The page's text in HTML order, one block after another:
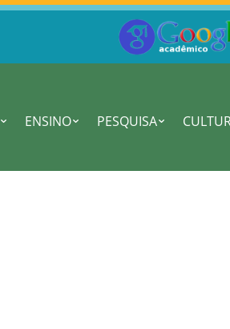
ENSINO PESQUISA